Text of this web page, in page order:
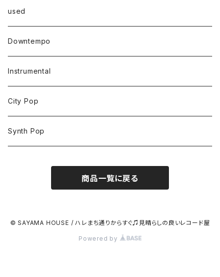
used
Downtempo
Instrumental
City Pop
Synth Pop
商品一覧に戻る
© SAYAMA HOUSE / ハレまち通りからすぐ♫見晴らしの良いレコード屋
Powered by